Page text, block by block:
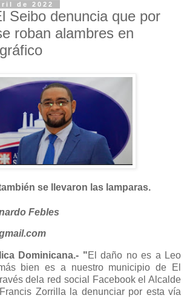
de 2022
Seibo denuncia que por
roban alambres en
se llevaron las lamparas.
Febles
Dominicana.- "El daño no es a Leo
bien es a nuestro municipio de El
dela red social Facebook el Alcalde
Zorrilla la denunciar por esta vía